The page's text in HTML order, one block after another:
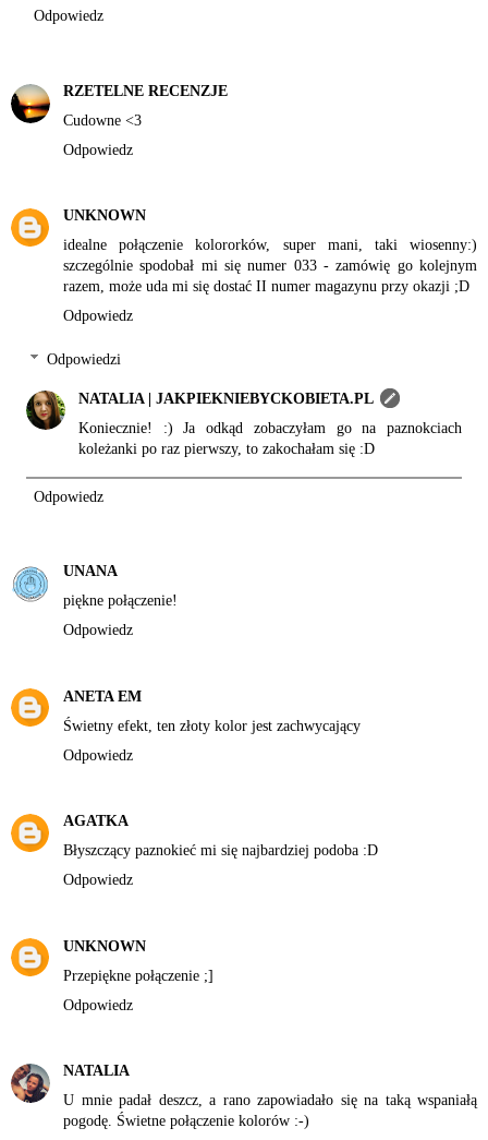
Odpowiedz
RZETELNE RECENZJE
Cudowne <3
Odpowiedz
UNKNOWN
idealne połączenie kolororków, super mani, taki wiosenny:)
szczególnie spodobał mi się numer 033 - zamówię go kolejnym
razem, może uda mi się dostać II numer magazynu przy okazji ;D
Odpowiedz
Odpowiedzi
NATALIA | JAKPIEKNIEBYCKOBIETA.PL
Koniecznie! :) Ja odkąd zobaczyłam go na paznokciach
koleżanki po raz pierwszy, to zakochałam się :D
Odpowiedz
UNANA
piękne połączenie!
Odpowiedz
ANETA EM
Świetny efekt, ten złoty kolor jest zachwycający
Odpowiedz
AGATKA
Błyszczący paznokieć mi się najbardziej podoba :D
Odpowiedz
UNKNOWN
Przepiękne połączenie ;]
Odpowiedz
NATALIA
U mnie padał deszcz, a rano zapowiadało się na taką wspaniałą
pogodę. Świetne połączenie kolorów :-)